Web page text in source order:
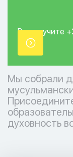
Вы получите
точки.
Мы собрали
духовность